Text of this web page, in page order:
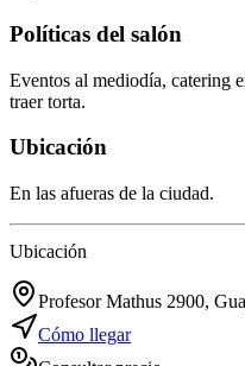
Políticas del salón
Eventos al mediodía, catering
traer torta.
Ubicación
En las afueras de la ciudad.
Ubicación
Profesor Mathus 2900,
Cómo llegar